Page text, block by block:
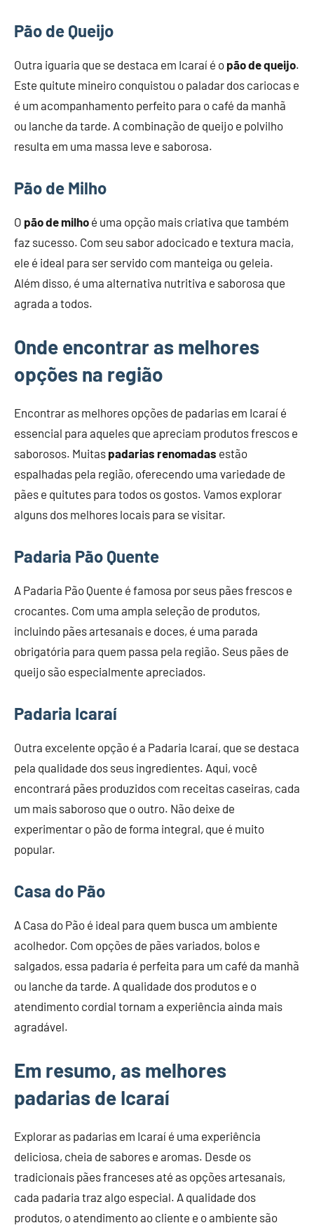
Pão de Queijo
Outra iguaria que se destaca em Icaraí é o pão de queijo.
Este quitute mineiro conquistou o paladar dos cariocas e
é um acompanhamento perfeito para o café da manhã
ou lanche da tarde. A combinação de queijo e polvilho
resulta em uma massa leve e saborosa.
Pão de Milho
O pão de milho é uma opção mais criativa que também
faz sucesso. Com seu sabor adocicado e textura macia,
ele é ideal para ser servido com manteiga ou geleia.
Além disso, é uma alternativa nutritiva e saborosa que
agrada a todos.
Onde encontrar as melhores
opções na região
Encontrar as melhores opções de padarias em Icaraí é
essencial para aqueles que apreciam produtos frescos e
saborosos. Muitas padarias renomadas estão
espalhadas pela região, oferecendo uma variedade de
pães e quitutes para todos os gostos. Vamos explorar
alguns dos melhores locais para se visitar.
Padaria Pão Quente
A Padaria Pão Quente é famosa por seus pães frescos e
crocantes. Com uma ampla seleção de produtos,
incluindo pães artesanais e doces, é uma parada
obrigatória para quem passa pela região. Seus pães de
queijo são especialmente apreciados.
Padaria Icaraí
Outra excelente opção é a Padaria Icaraí, que se destaca
pela qualidade dos seus ingredientes. Aqui, você
encontrará pães produzidos com receitas caseiras, cada
um mais saboroso que o outro. Não deixe de
experimentar o pão de forma integral, que é muito
popular.
Casa do Pão
A Casa do Pão é ideal para quem busca um ambiente
acolhedor. Com opções de pães variados, bolos e
salgados, essa padaria é perfeita para um café da manhã
ou lanche da tarde. A qualidade dos produtos e o
atendimento cordial tornam a experiência ainda mais
agradável.
Em resumo, as melhores
padarias de Icaraí
Explorar as padarias em Icaraí é uma experiência
deliciosa, cheia de sabores e aromas. Desde os
tradicionais pães franceses até as opções artesanais,
cada padaria traz algo especial. A qualidade dos
produtos, o atendimento ao cliente e o ambiente são